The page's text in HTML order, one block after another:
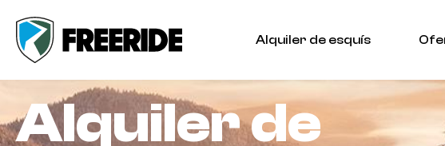
Alquiler de esquís
Alquiler de